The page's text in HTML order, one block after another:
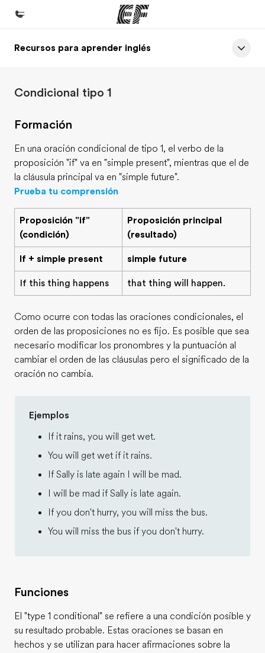
Inicio
Programas
Oficinas
Encuentra una oficina
Sobre nosotros
Trabajos
Únete al equipo
Recursos para aprender inglés
Condicional tipo 1
Formación
En una oración condicional de tipo 1, el verbo de la
proposición "if" va en "simple present", mientras que el de
la cláusula principal va en "simple future".
Prueba tu comprensión
Proposición "if"
(condición)
Proposición principal
(resultado)
If + simple present simple future
If this thing happens that thing will happen.
Como ocurre con todas las oraciones condicionales, el
orden de las proposiciones no es fijo. Es posible que sea
necesario modificar los pronombres y la puntuación al
cambiar el orden de las cláusulas pero el significado de la
oración no cambia.
Ejemplos
If it rains, you will get wet.
You will get wet if it rains.
If Sally is late again I will be mad.
I will be mad if Sally is late again.
If you don't hurry, you will miss the bus.
You will miss the bus if you don't hurry.
Funciones
El "type 1 conditional" se refiere a una condición posible y
su resultado probable. Estas oraciones se basan en
hechos y se utilizan para hacer afirmaciones sobre la